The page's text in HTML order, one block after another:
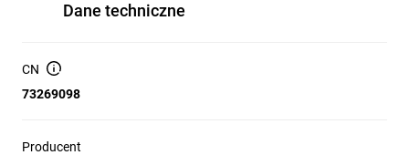
Dane techniczne
CN
73269098
Producent